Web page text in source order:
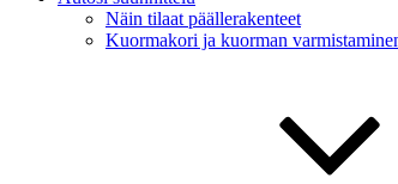
Näin tilaat päällerakenteet
Kuormakori ja kuorman